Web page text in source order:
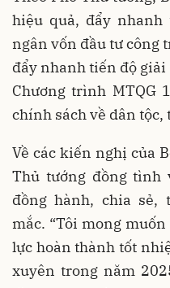
hiệu quả, đẩy
ngân vốn đầu tư công
đẩy nhanh tiến độ
Chương trình MTQG
chính sách về dân tộc,
Về các kiến nghị của
Thủ tướng đồng tình
đồng hành, chia sẻ,
mắc. “Tôi mong
lực hoàn thành tốt
xuyên trong năm